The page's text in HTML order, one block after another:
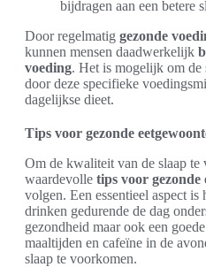
bijdragen aan een betere
Door regelmatig gezonde
kunnen mensen daadwerkelijk
voeding. Het is mogelijk om de
door deze specifieke
dagelijkse dieet.
Tips voor gezonde
Om de kwaliteit van de slaap te
waardevolle tips voor gezonde
volgen. Een essentieel aspect
drinken gedurende de dag
gezondheid maar ook een
maaltijden en cafeïne in de
slaap te voorkomen.